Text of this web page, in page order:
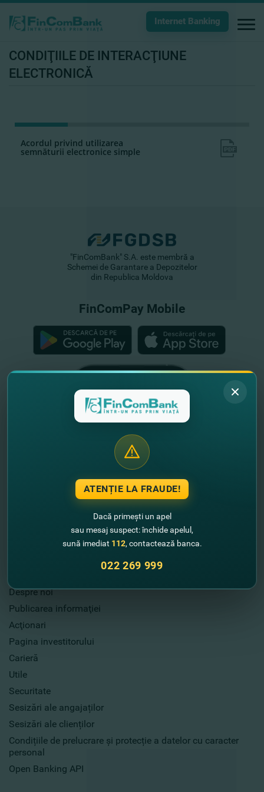
Internet Banking
CONDIŢIILE DE INTERACŢIUNE
ELECTRONICĂ
Acordul privind utilizarea
semnăturii electronice simple
Despre noi
Publicarea informaţiei
Acţionari
Pagina investitorului
Carieră
Utile
Securitate
Sesizări ale angajaților
Sesizări ale clienților
Condițiile de prelucrare și protecție a datelor cu caracter
personal
Open Banking API
"FinComBank" S.A. este membră a
Schemei de Garantare a Depozitelor
din Republica Moldova
FinComPay Mobile
ATENȚIE LA FRAUDE!
Dacă primești un apel
sau mesaj suspect: închide apelul,
sună imediat 112, contactează banca.
022 269 999